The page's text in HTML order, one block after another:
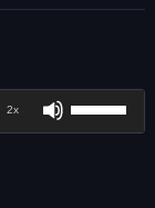
2x
клавиши